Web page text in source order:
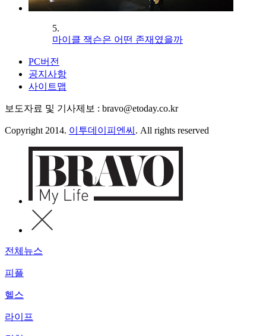
5.
마이클 잭슨은 어떤 존재였을까
PC버전
공지사항
사이트맵
보도자료 및 기사제보 : bravo@etoday.co.kr
Copyright 2014. 이투데이피엔씨 . All rights reserved
전체뉴스
피플
헬스
라이프